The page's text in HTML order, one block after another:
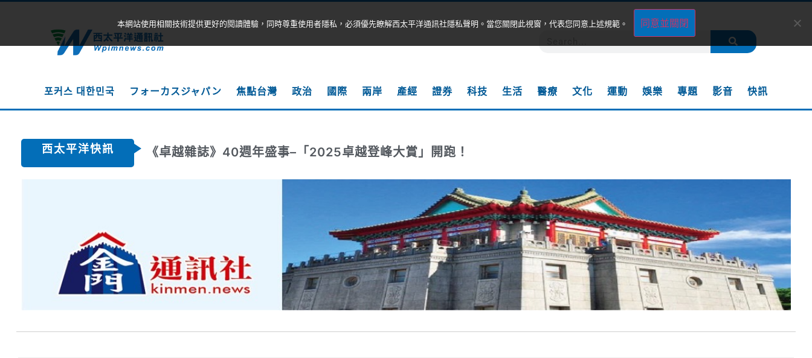
포커스 대한민국 フォーカスジャパン 焦點台灣 政治 國際 兩岸 產經 證券 科技 生活 醫療 文化 運動 娛樂 專題 影音 快訊
西太平洋快訊 《卓越雜誌》40週年盛事–「2025卓越登峰大賞」開跑！
本網站使用相關技術提供更好的閱讀體驗，同時尊重使用者隱私，必須優先瞭解西太平洋通訊社隱私聲明。當您關閉此視窗，代表您同意上述規範。 同意並關閉